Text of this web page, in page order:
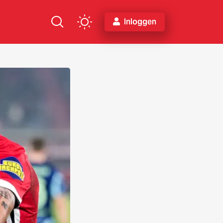
Inloggen